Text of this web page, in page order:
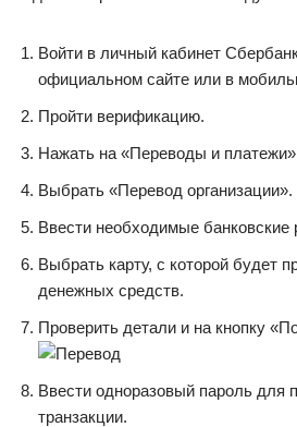
Войти в личный кабинет
официальном сайте или в
Пройти верификацию.
Нажать на «Переводы и
Выбрать «Перевод организации».
Ввести необходимые банковские
Выбрать карту, с которой будет
денежных средств.
Проверить детали и на кнопку
Ввести одноразовый пароль для
транзакции.